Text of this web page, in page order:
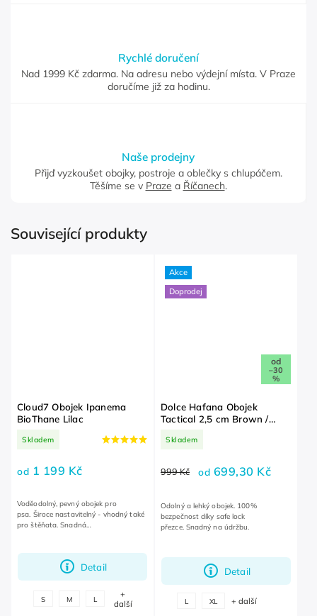
Rychlé doručení
Nad 1999 Kč zdarma. Na adresu nebo výdejní místa. V Praze
doručíme již za hodinu.
Naše prodejny
Přijď vyzkoušet obojky, postroje a oblečky s chlupáčem.
Těšíme se v Praze a Říčanech.
Související produkty
Cloud7 Obojek Ipanema
BioThane Lilac
Skladem
od 1 199 Kč
Detail
Voděodolný, pevný obojek pro
psa. Široce nastavitelný - vhodný také
pro štěňata. Snadná
S M L
+
další
Akce
Doprodej
od
–30
%
Dolce Hafana Obojek
Tactical 2,5 cm Brown /
Skladem
999 Kč od 699,30 Kč
Detail
Odolný a lehký obojek. 100%
bezpečnost díky safe lock
přezce. Snadný na údržbu.
L XL + další